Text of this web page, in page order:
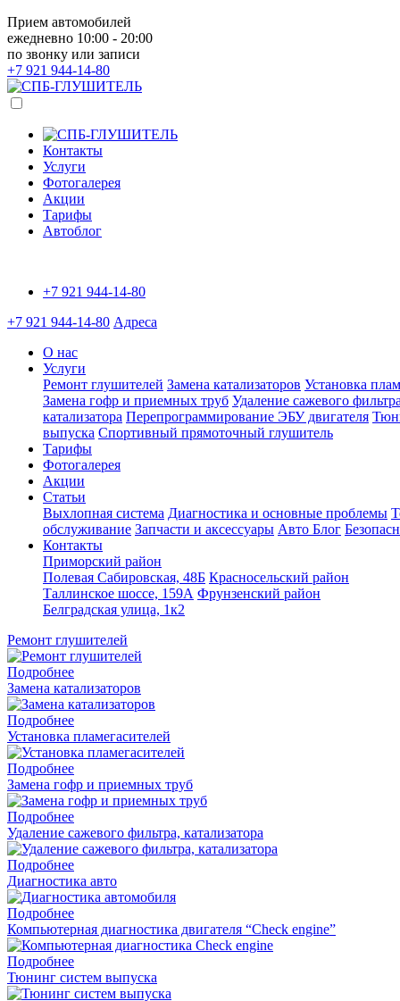
Прием автомобилей
ежедневно 10:00 - 20:00
по звонку или записи
+7 921 944-14-80
Контакты
Услуги
Фотогалерея
Акции
Тарифы
Автоблог
+7 921 944-14-80
+7 921 944-14-80 Адреса
О нас
Услуги
Ремонт глушителей Замена катализаторов Установка
Замена гофр и приемных труб Удаление сажевого
катализатора Перепрограммирование ЭБУ двигателя
выпуска Спортивный прямоточный глушитель
Тарифы
Фотогалерея
Акции
Статьи
Выхлопная система Диагностика и основные проблемы
обслуживание Запчасти и аксессуары Авто Блог
Контакты
Приморский район
Полевая Сабировская, 48Б Красносельский район
Таллинское шоссе, 159А Фрунзенский район
Белградская улица, 1к2
Ремонт глушителей
Подробнее
Замена катализаторов
Подробнее
Установка пламегасителей
Подробнее
Замена гофр и приемных труб
Подробнее
Удаление сажевого фильтра, катализатора
Подробнее
Диагностика авто
Подробнее
Компьютерная диагностика двигателя “Check engine”
Подробнее
Тюнинг систем выпуска